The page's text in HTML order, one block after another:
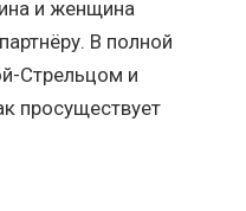
и женщина
В полной
Стрельцом и
просуществует